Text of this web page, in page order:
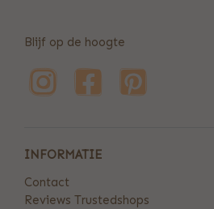
Blijf op de hoogte
INFORMATIE
Contact
Reviews Trustedshops